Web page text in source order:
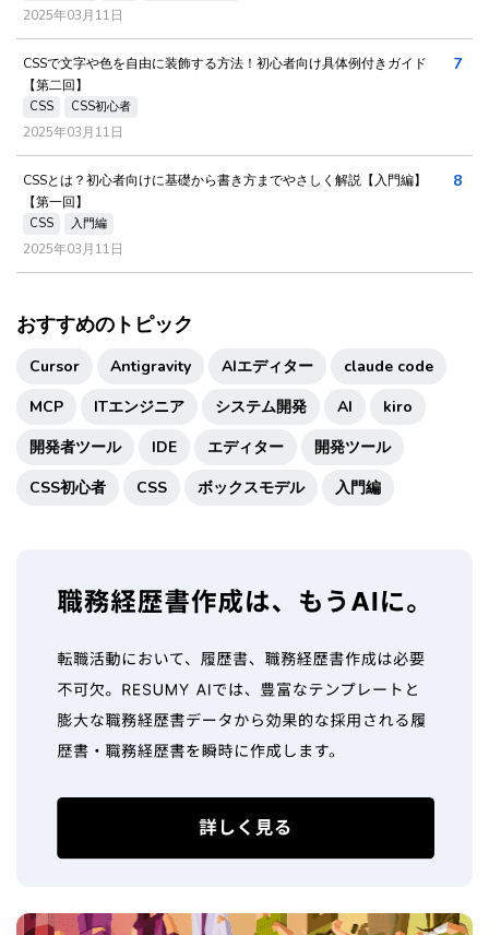
2025年03月11日
CSSで文字や色を自由に装飾する方法！初心者向け具体例付きガイド
【第二回】
CSS CSS初心者
2025年03月11日
7
CSSとは？初心者向けに基礎から書き方までやさしく解説【入門編】
【第一回】
CSS 入門編
2025年03月11日
8
おすすめのトピック
Cursor Antigravity AIエディター
claude code
MCP
ITエンジニア システム開発 AI
kiro
開発者ツール
IDE エディター
開発ツール
CSS初心者
CSS ボックスモデル 入門編